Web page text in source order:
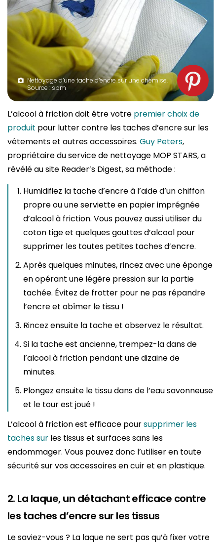
Nettoyage d’une tache d’encre sur une chemise.
Source : spm
L’alcool à friction doit être votre premier choix de
produit pour lutter contre les taches d’encre sur les
vêtements et autres accessoires. Guy Peters,
propriétaire du service de nettoyage MOP STARS, a
révélé au site Reader’s Digest, sa méthode :
Humidifiez la tache d’encre à l’aide d’un chiffon
propre ou une serviette en papier imprégnée
d’alcool à friction. Vous pouvez aussi utiliser du
coton tige et quelques gouttes d’alcool pour
supprimer les toutes petites taches d’encre.
Après quelques minutes, rincez avec une éponge
en opérant une légère pression sur la partie
tachée. Évitez de frotter pour ne pas répandre
l’encre et abîmer le tissu !
Rincez ensuite la tache et observez le résultat.
Si la tache est ancienne, trempez-la dans de
l’alcool à friction pendant une dizaine de
minutes.
Plongez ensuite le tissu dans de l’eau savonneuse
et le tour est joué !
L’alcool à friction est efficace poursupprimer les
taches sur les tissus et surfaces sans les
endommager. Vous pouvez donc l’utiliser en toute
sécurité sur vos accessoires en cuir et en plastique.
2. La laque, un détachant efficace contre
les taches d’encre sur les tissus
Le saviez-vous ? La laque ne sert pas qu’à fixer votre